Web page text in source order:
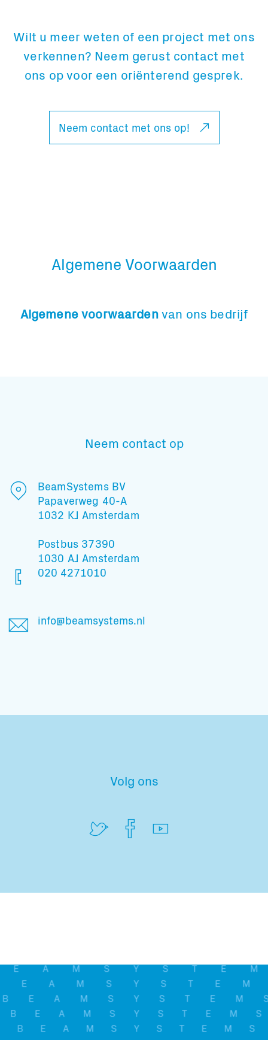
Wilt u meer weten of een project met ons
verkennen? Neem gerust contact met
ons op voor een oriënterend gesprek.
Neem contact met ons op!
Algemene Voorwaarden
Algemene voorwaardenvan ons bedrijf
Neem contact op
BeamSystems BV
Papaverweg 40-A
1032 KJ Amsterdam
Postbus 37390
1030 AJ Amsterdam
020 4271010
info@beamsystems.nl
Volg ons